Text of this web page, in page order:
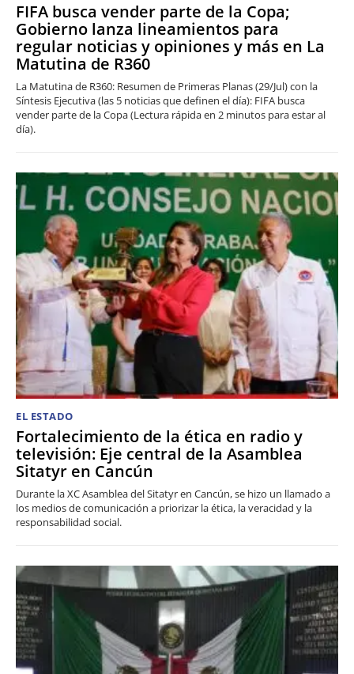
FIFA busca vender parte de la Copa;
Gobierno lanza lineamientos para
regular noticias y opiniones y más en La
Matutina de R360
La Matutina de R360: Resumen de Primeras Planas (29/Jul) con la
Síntesis Ejecutiva (las 5 noticias que definen el día): FIFA busca
vender parte de la Copa (Lectura rápida en 2 minutos para estar al
día).
EL ESTADO
Fortalecimiento de la ética en radio y
televisión: Eje central de la Asamblea
Sitatyr en Cancún
Durante la XC Asamblea del Sitatyr en Cancún, se hizo un llamado a
los medios de comunicación a priorizar la ética, la veracidad y la
responsabilidad social.